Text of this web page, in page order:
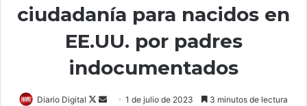
ciudadanía para nacidos en
EE.UU. por padres
indocumentados
Diario Digital
Follow
Send1 de julio de 2023 3 minutos de lectura